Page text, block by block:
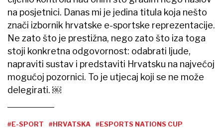
na posjetnici. Danas mi je jedina titula koja nešto
znači izbornik hrvatske e-sportske reprezentacije.
Ne zato što je prestižna, nego zato što iza toga
stoji konkretna odgovornost: odabrati ljude,
napraviti sustav i predstaviti Hrvatsku na najvećoj
mogućoj pozornici. To je utjecaj koji se ne može
delegirati. ￼
#E-SPORT #HRVATSKA
#ESPORTS NATIONS CUP